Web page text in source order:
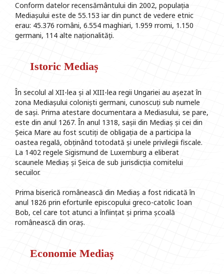
Conform datelor recensământului din 2002, populația
Mediașului este de 55.153 iar din punct de vedere etnic
erau: 45.376 români, 6.554 maghiari, 1.959 rromi, 1.150
germani, 114 alte naționalități.
Istoric Mediaș
În secolul al XII-lea și al XIII-lea regii Ungariei au așezat în
zona Mediașului coloniști germani, cunoscuți sub numele
de sași. Prima atestare documentara a Mediasului, se pare,
este din anul 1267. În anul 1318, sașii din Mediaș și cei din
Șeica Mare au fost scutiți de obligația de a participa la
oastea regală, obținând totodată și unele privilegii fiscale.
La 1402 regele Sigismund de Luxemburg a eliberat
scaunele Mediaș și Șeica de sub jurisdicția comitelui
secuilor.
Prima biserică românească din Mediaș a fost ridicată în
anul 1826 prin eforturile episcopului greco-catolic Ioan
Bob, cel care tot atunci a înființat și prima școală
românească din oraș.
Economie Mediaș